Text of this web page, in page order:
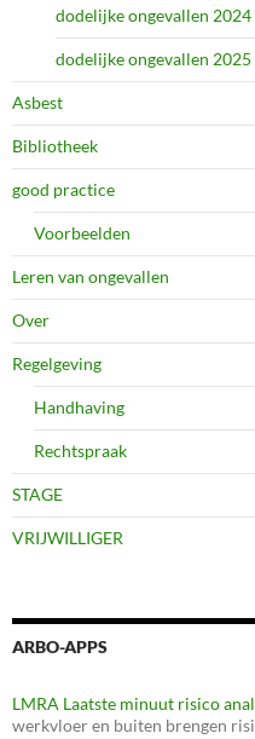
dodelijke ongevallen 2024
dodelijke ongevallen 2025
Asbest
Bibliotheek
good practice
Voorbeelden
Leren van ongevallen
Over
Regelgeving
Handhaving
Rechtspraak
STAGE
VRIJWILLIGER
ARBO-APPS
LMRA Laatste minuut risico
werkvloer en buiten brengen